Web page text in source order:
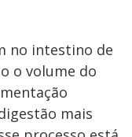
no intestino de
o volume do
mais